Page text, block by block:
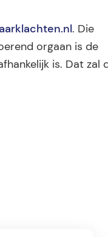
. Die
orgaan is de
is. Dat zal